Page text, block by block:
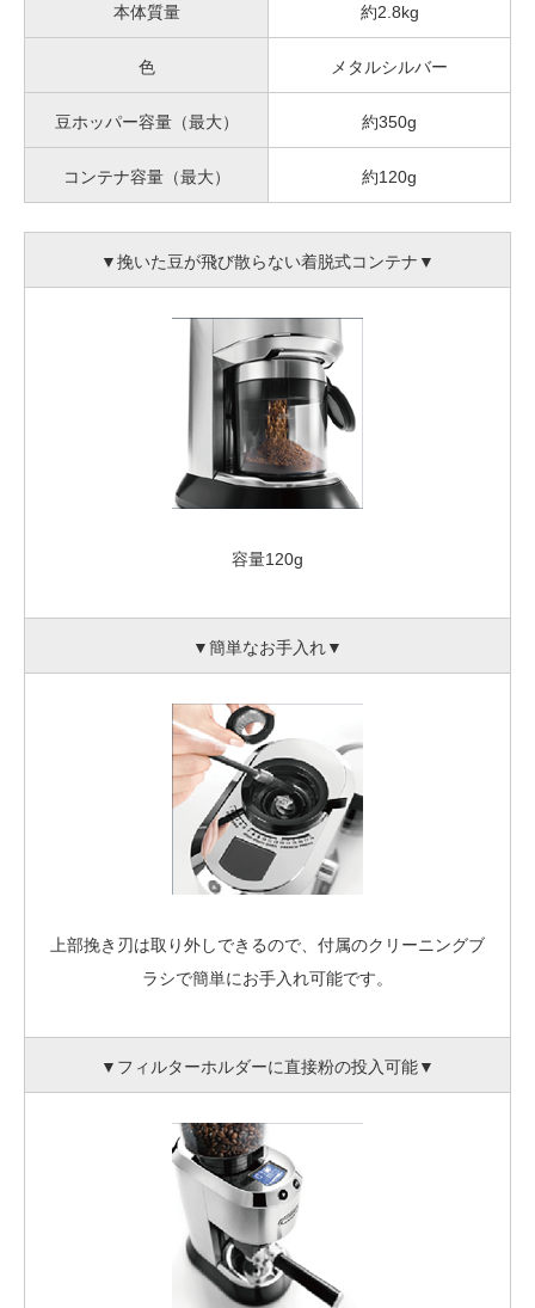
本体質量 約2.8kg
色 メタルシルバー
豆ホッパー容量（最大） 約350g
コンテナ容量（最大） 約120g
▼挽いた豆が飛び散らない着脱式コンテナ▼
容量120g
▼簡単なお手入れ▼
上部挽き刃は取り外しできるので、付属のクリーニングブ
ラシで簡単にお手入れ可能です。
▼フィルターホルダーに直接粉の投入可能▼